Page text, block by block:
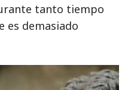
tanto tiempo
es demasiado